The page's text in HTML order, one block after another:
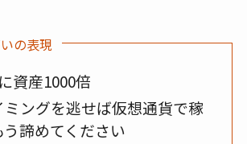
の表現
資産1000倍
ミングを逃せば仮想通貨で稼
う諦めてください